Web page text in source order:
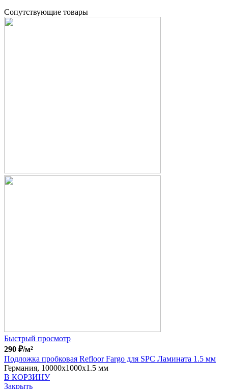
Cопутствующие товары
Быстрый просмотр
290 ₽/м²
Подложка пробковая Refloor Fargo для SPC Ламината 1.5 мм
Германия, 10000x1000x1.5 мм
В КОРЗИНУ
Закрыть